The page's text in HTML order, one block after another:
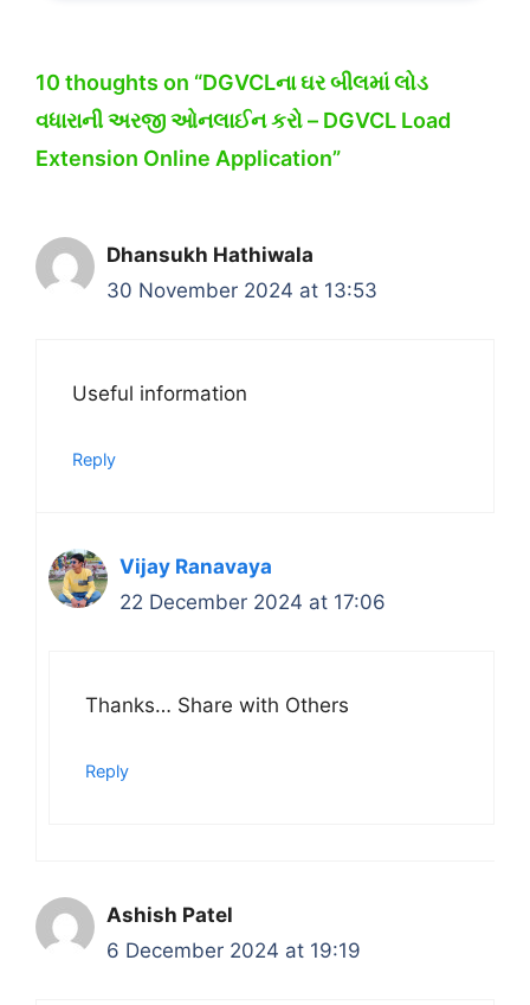
10 thoughts on “DGVCLના ઘર બીલમાં લોડ
વધારાની અરજી ઓનલાઈન કરો – DGVCL Load
Extension Online Application”
Dhansukh Hathiwala
30 November 2024 at 13:53
Useful information
Reply
Vijay Ranavaya
22 December 2024 at 17:06
Thanks… Share with Others
Reply
Ashish Patel
6 December 2024 at 19:19